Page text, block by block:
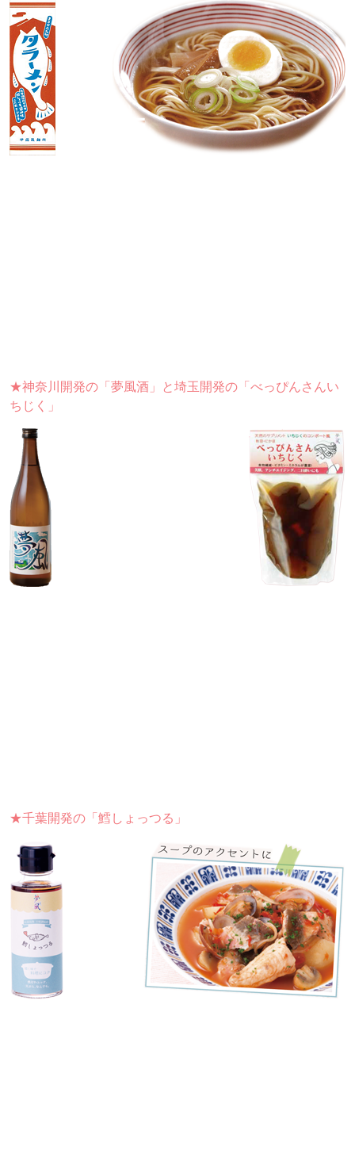
★神奈川開発の「夢風酒」と埼玉開発の「べっぴんさんい
ちじく」
★千葉開発の「鱈しょっつる」